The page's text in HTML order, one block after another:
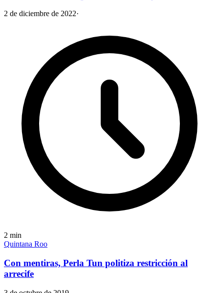
2 de diciembre de 2022·
2 min
Quintana Roo
Con mentiras, Perla Tun politiza restricción al
arrecife